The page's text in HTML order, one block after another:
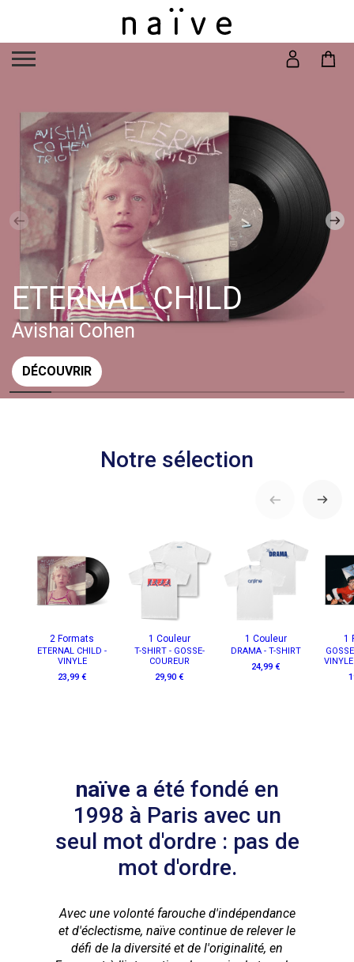
ETERNAL CHILD
Avishai Cohen
DÉCOUVRIR
Notre sélection
2 Formats
ETERNAL CHILD -
VINYLE
23,99 €
1 Couleur
T-SHIRT - GOSSE-
COUREUR
29,90 €
1 Couleur
DRAMA - T-SHIRT
24,99 €
1
naïve a été fondé en
1998 à Paris avec un
seul mot d'ordre : pas de
mot d'ordre.
Avec une volonté farouche d'indépendance
et d'éclectisme, naïve continue de relever le
défi de la diversité et de l'originalité, en